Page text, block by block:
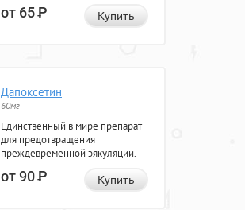
от 65Р Купить
Дапоксетин
60мг
Единственный в мире препарат
для предотвращения
преждевременной эякуляции.
от 90Р Купить